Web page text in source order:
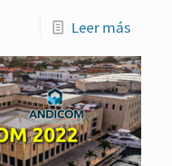
Leer más